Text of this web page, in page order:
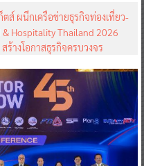
ส์ ผนึกเครือข่ายธุรกิจท่องเที่ยว-
Hospitality Thailand 2026
ร้างโอกาสธุรกิจครบวงจร